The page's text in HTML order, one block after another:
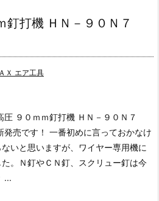
釘打機 ＨＮ－９０Ｎ７
Ｘ エア工具
圧 ９０ｍｍ釘打機 ＨＮ－９０Ｎ７
発売です！ 一番初めに言っておかなけ
いと思いますが、ワイヤー専用機に
。
Ｎ釘やＣＮ釘、スクリュー釘は今
...